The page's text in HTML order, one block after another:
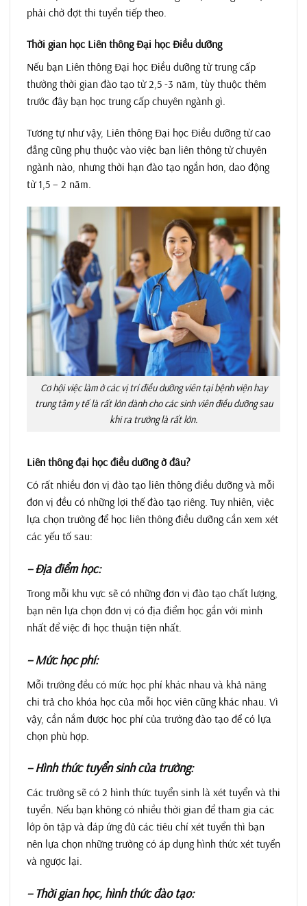
phải chờ đợt thi tuyển tiếp theo.
Thời gian học Liên thông Đại học Điều dưỡng
Nếu bạn Liên thông Đại học Điều dưỡng từ trung cấp
thường thời gian đào tạo từ 2,5 -3 năm, tùy thuộc thêm
trước đây bạn học trung cấp chuyên ngành gì.
Tương tự như vậy, Liên thông Đại học Điều dưỡng từ cao
đẳng cũng phụ thuộc vào việc bạn liên thông từ chuyên
ngành nào, nhưng thời hạn đào tạo ngắn hơn, dao động
từ 1,5 – 2 năm.
Cơ hội việc làm ở các vị trí điều dưỡng viên tại bệnh viện hay
trung tâm y tế là rất lớn dành cho các sinh viên điều dưỡng sau
khi ra trường là rất lớn.
Liên thông đại học điều dưỡng ở đâu?
Có rất nhiều đơn vị đào tạo liên thông điều dưỡng và mỗi
đơn vị đều có những lợi thế đào tạo riêng. Tuy nhiên, việc
lựa chọn trường để học liên thông điều dưỡng cần xem xét
các yếu tố sau:
– Địa điểm học:
Trong mỗi khu vực sẽ có những đơn vị đào tạo chất lượng,
bạn nên lựa chọn đơn vị có địa điểm học gần với mình
nhất để việc đi học thuận tiện nhất.
– Mức học phí:
Mỗi trường đều có mức học phí khác nhau và khả năng
chi trả cho khóa học của mỗi học viên cũng khác nhau. Vì
vậy, cần nắm được học phí của trường đào tạo để có lựa
chọn phù hợp.
– Hình thức tuyển sinh của trường:
Các trường sẽ có 2 hình thức tuyển sinh là xét tuyển và thi
tuyển. Nếu bạn không có nhiều thời gian để tham gia các
lớp ôn tập và đáp ứng đủ các tiêu chí xét tuyển thì bạn
nên lựa chọn những trường có áp dụng hình thức xét tuyển
và ngược lại.
– Thời gian học, hình thức đào tạo: